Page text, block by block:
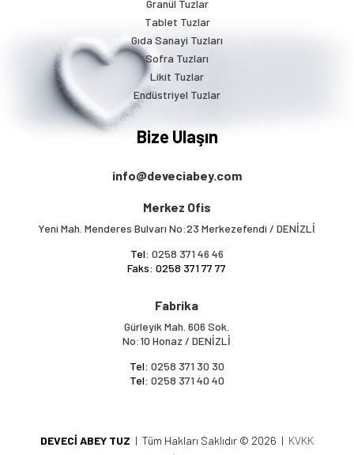
Granül Tuzlar
Tablet Tuzlar
Gıda Sanayi Tuzları
Sofra Tuzları
Likit Tuzlar
Endüstriyel Tuzlar
Bize Ulaşın
info@deveciabey.com
Merkez Ofis
Yeni Mah. Menderes Bulvarı No:23 Merkezefendi / DENİZLİ
Tel: 0258 371 46 46
Faks: 0258 371 77 77
Fabrika
Gürleyik Mah. 606 Sok.
No:10 Honaz / DENİZLİ
Tel: 0258 371 30 30
Tel: 0258 371 40 40
DEVECİ ABEY TUZ | Tüm Hakları Saklıdır © 2026 | KVKK